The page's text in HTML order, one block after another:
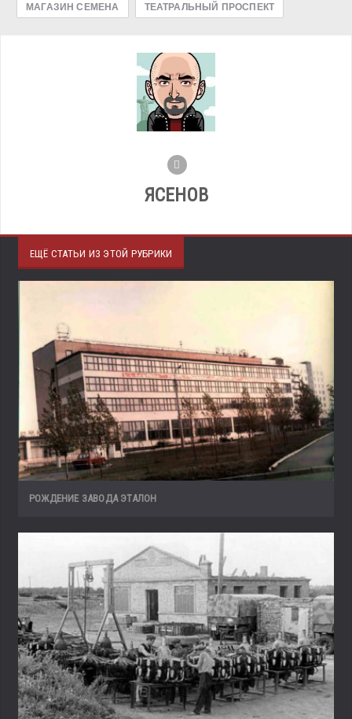
МАГАЗИН СЕМЕНА ТЕАТРАЛЬНЫЙ ПРОСПЕКТ
ЯСЕНОВ
ЕЩЁ СТАТЬИ ИЗ ЭТОЙ РУБРИКИ
РОЖДЕНИЕ ЗАВОДА ЭТАЛОН